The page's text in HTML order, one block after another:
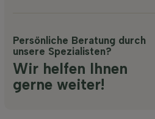
Persönliche Beratung durch
unsere Spezialisten?
Wir helfen Ihnen
gerne weiter!